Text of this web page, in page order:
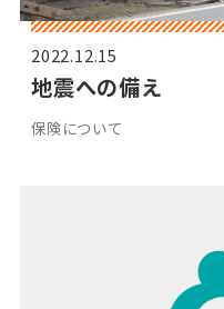
2022.12.15
地震への備え
保険について